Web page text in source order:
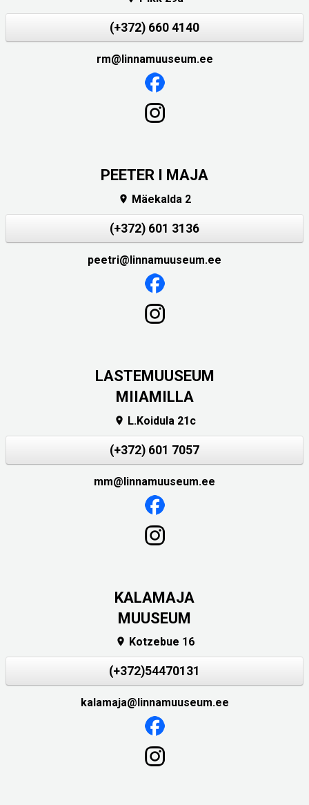
(+372) 660 4140
rm@linnamuuseum.ee
PEETER I MAJA
 Mäekalda 2
(+372) 601 3136
peetri@linnamuuseum.ee
LASTEMUUSEUM
MIIAMILLA
 L.Koidula 21c
(+372) 601 7057
mm@linnamuuseum.ee
KALAMAJA
MUUSEUM
 Kotzebue 16
(+372)54470131
kalamaja@linnamuuseum.ee